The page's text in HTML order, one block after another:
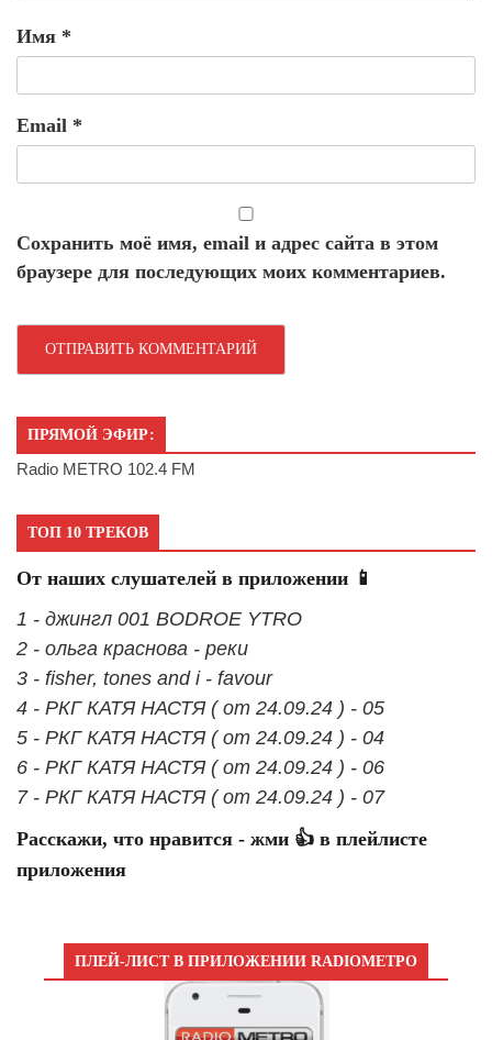
Имя *
Email *
Сохранить моё имя, email и адрес сайта в этом
браузере для последующих моих комментариев.
ПРЯМОЙ ЭФИР:
Radio METRO 102.4 FM
ТОП 10 ТРЕКОВ
От наших слушателей в приложении 📱
1 - джингл 001 BODROE YTRO
2 - ольга краснова - реки
3 - fisher, tones and i - favour
4 - РКГ КАТЯ НАСТЯ ( от 24.09.24 ) - 05
5 - РКГ КАТЯ НАСТЯ ( от 24.09.24 ) - 04
6 - РКГ КАТЯ НАСТЯ ( от 24.09.24 ) - 06
7 - РКГ КАТЯ НАСТЯ ( от 24.09.24 ) - 07
Расскажи, что нравится - жми 👍 в плейлисте
приложения
ПЛЕЙ-ЛИСТ В ПРИЛОЖЕНИИ RADIOМЕТРО